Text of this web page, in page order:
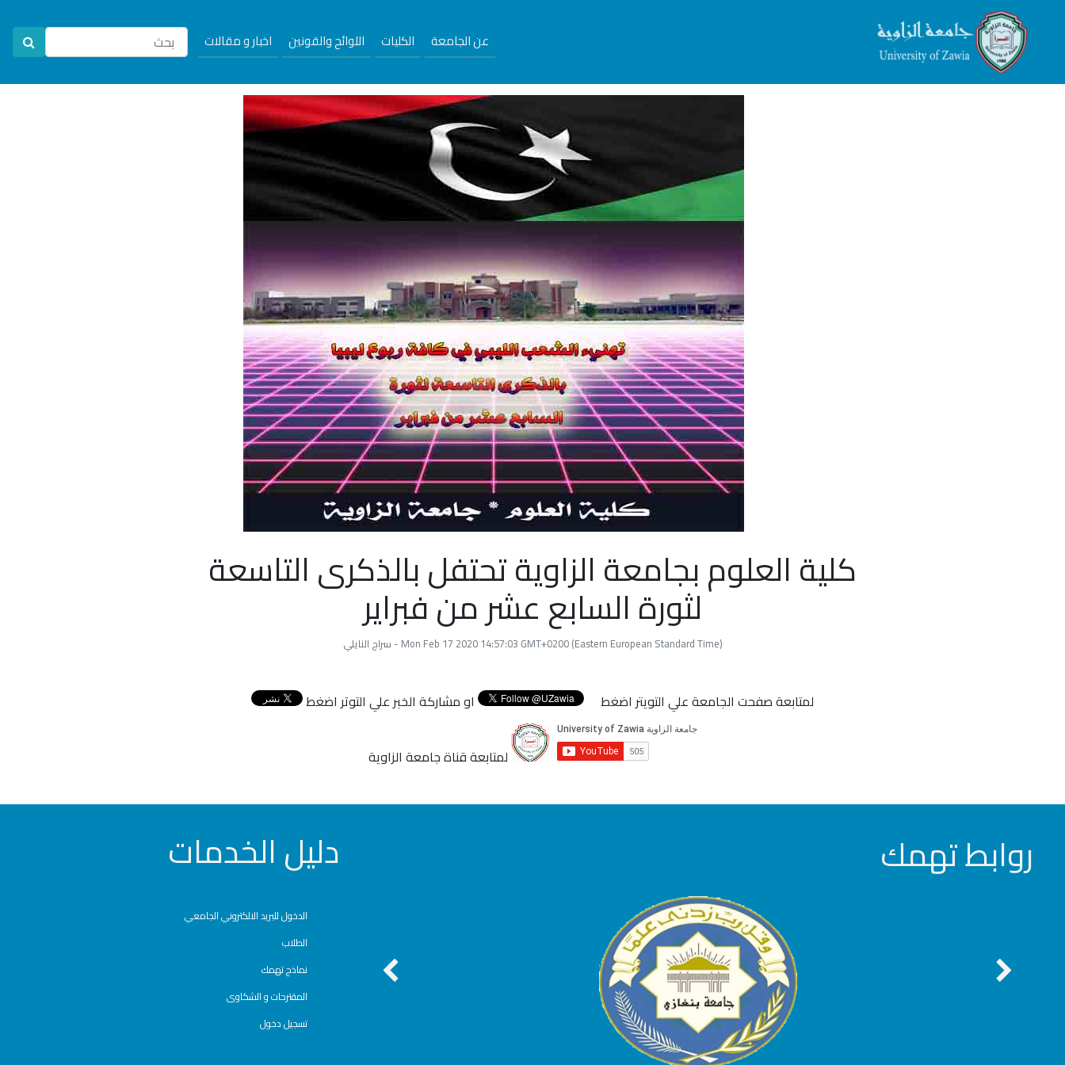
عن الجامعة الكليات اللوائح والقونين اخبار و مقالات
كلية العلوم بجامعة الزاوية تحتفل بالذكرى التاسعة
لثورة السابع عشر من فبراير
Mon Feb 17 2020 14:57:03 GMT+0200 (Eastern European Standard Time) - سراج النايلي
لمتابعة صفحت الجامعة علي التويتر اضغط او مشاركة الخبر علي التوتر اضغط
لمتابعة قناة جامعة الزاوية
دليل الخدمات
الدخول للبريد الالكتروني الجامعي
الطلاب
نماذج تهمك
المقترحات و الشكاوى
تسجيل دخول
روابط تهمك